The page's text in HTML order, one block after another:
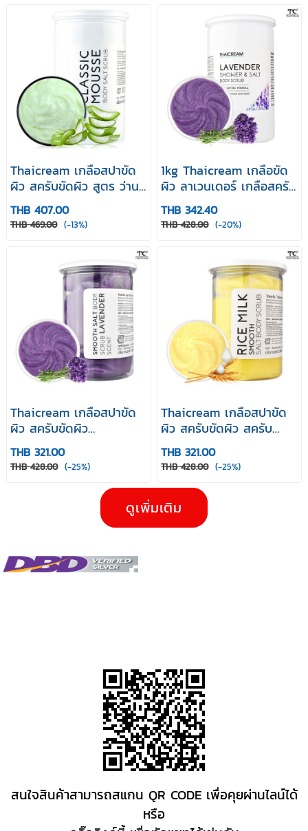
Thaicream เกลือสปาขัด
ผิว สครับขัดผิว สูตร ว่าน
หางจระเข้ CLASSIC
MOUSSE BODY SCRUB
1000 กรัม
THB 407.00
THB 469.00 (-13%)
1kg Thaicream เกลือขัด
ผิว ลาเวนเดอร์ เกลือสครับ
ขัดผิว สครับผิวยี่ห้อ ไทย
ครีม Lavender Shower &
Salt Body Scrub
THB 342.40
THB 428.00 (-20%)
Thaicream เกลือสปาขัด
ผิว สครับขัดผิว
ลาเวนเดอร์ Smooth Salt
Body Scrub Lavender
Scent 1 กิโล
THB 321.00
THB 428.00 (-25%)
Thaicream เกลือสปาขัด
ผิว สครับขัดผิว สครับ
เกลือ กลิ่น นมข้าว ไทย
ครีม Rice Milk Smooth
Salt Body Scrub
THB 321.00
THB 428.00 (-25%)
ดูเพิ่มเติม
สนใจสินค้าสามารถสแกน QR CODE เพื่อคุยผ่านไลน์ได้
หรือ